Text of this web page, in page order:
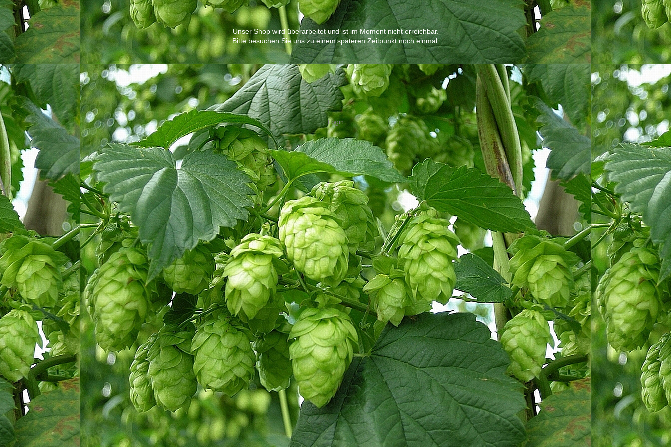
Unser Shop wird überarbeitet und ist im Moment nicht erreichbar.
Bitte besuchen Sie uns zu einem späteren Zeitpunkt noch einmal.
Login